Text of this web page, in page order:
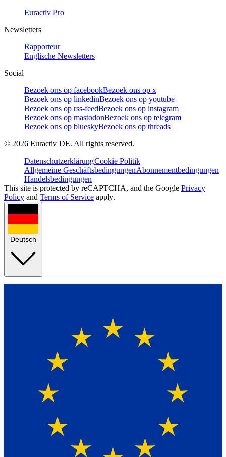
Euractiv Pro
Newsletters
Rapporteur
Englische Newsletters
Social
Bezoek ons op facebookBezoek ons op x
Bezoek ons op linkedinBezoek ons op youtube
Bezoek ons op rss-feedBezoek ons op instagram
Bezoek ons op mastodonBezoek ons op telegram
Bezoek ons op blueskyBezoek ons op threads
© 2026 Euractiv DE. All rights reserved.
DatenschutzerklärungCookie Politik
Allgemeine GeschäftsbedingungenAbonnementbedingungen
Handelsbedingungen
This site is protected by reCAPTCHA, and the Google Privacy
Policy and Terms of Service apply.
Deutsch